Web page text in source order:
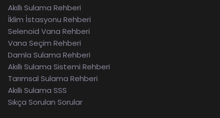
Akıllı Sulama Rehberi
İklim İstasyonu Rehberi
Selenoid Vana Rehberi
Vana Seçim Rehberi
Damla Sulama Rehberi
Akıllı Sulama Sistemi Rehberi
Tarımsal Sulama Rehberi
Akıllı Sulama SSS
Sıkça Sorulan Sorular